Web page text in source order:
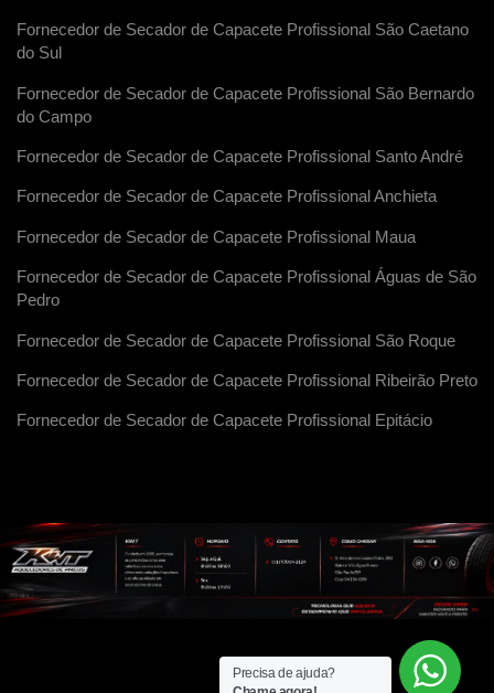
Fornecedor de Secador de Capacete Profissional São Caetano
do Sul
Fornecedor de Secador de Capacete Profissional São Bernardo
do Campo
Fornecedor de Secador de Capacete Profissional Santo André
Fornecedor de Secador de Capacete Profissional Anchieta
Fornecedor de Secador de Capacete Profissional Maua
Fornecedor de Secador de Capacete Profissional Águas de São
Pedro
Fornecedor de Secador de Capacete Profissional São Roque
Fornecedor de Secador de Capacete Profissional Ribeirão Preto
Fornecedor de Secador de Capacete Profissional Epitácio
Precisa de ajuda?